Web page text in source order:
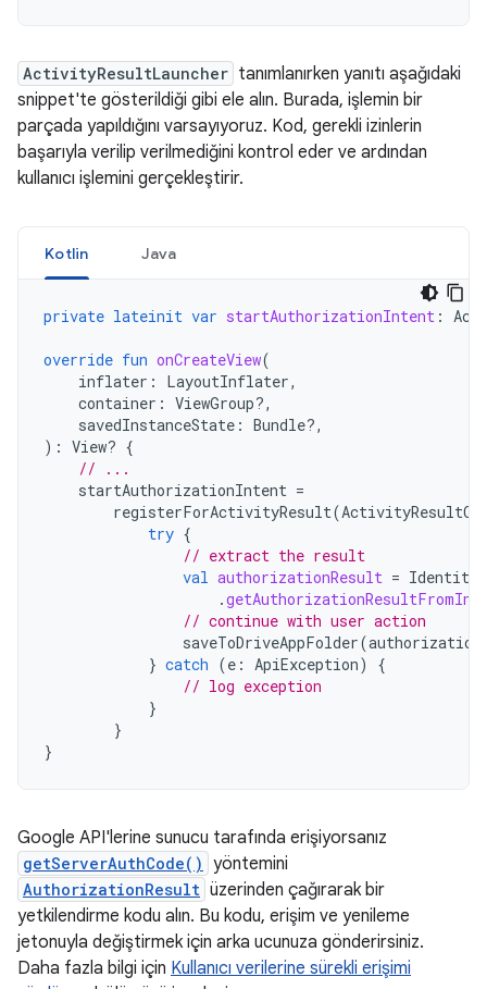
ActivityResultLauncher tanımlanırken yanıtı aşağıdaki
snippet'te gösterildiği gibi ele alın. Burada, işlemin bir
parçada yapıldığını varsayıyoruz. Kod, gerekli izinlerin
başarıyla verilip verilmediğini kontrol eder ve ardından
kullanıcı işlemini gerçekleştirir.
Kotlin Java
private lateinit var startAuthorizationIntent :
override fun onCreateView(
inflater : LayoutInflater,
container : ViewGroup?,
savedInstanceState : Bundle?,
): View? {
// ...
startAuthorizationIntent =
registerForActivityResult(
try {
// extract the result
val authorizationResult = Identity
.
// continue with user action
saveToDriveAppFolder(
} catch (e : ApiException)
{
// log exception
}
}
}
Google API'lerine sunucu tarafında erişiyorsanız
getServerAuthCode() yöntemini
AuthorizationResult üzerinden çağırarak bir
yetkilendirme kodu alın. Bu kodu, erişim ve yenileme
jetonuyla değiştirmek için arka ucunuza gönderirsiniz.
Daha fazla bilgi için Kullanıcı verilerine sürekli erişimi